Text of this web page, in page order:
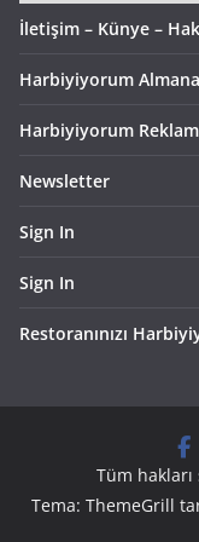
İletişim – Künye –
Harbiyiyorum
Harbiyiyorum
Newsletter
Sign In
Sign In
Restoranınızı
Tüm hakları
Tema: ThemeGrill